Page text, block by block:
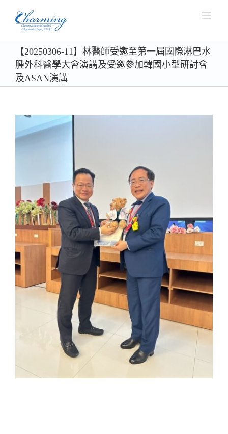
content
【20250306-11】林醫師受邀至第一屆國際淋巴水
腫外科醫學大會演講及受邀參加韓國小型研討會
及ASAN演講
View
Larger